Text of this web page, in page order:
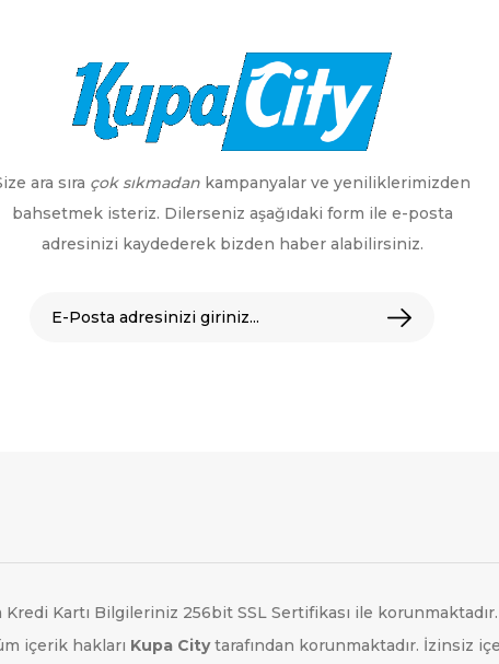
ara sıra çok sıkmadan kampanyalar ve yeniliklerimizden
bahsetmek isteriz. Dilerseniz aşağıdaki form ile e-posta
adresinizi kaydederek bizden haber alabilirsiniz.
Kredi Kartı Bilgileriniz 256bit SSL Sertifikası ile korunmaktadır.
içerik hakları Kupa Citytarafından korunmaktadır. İzinsiz